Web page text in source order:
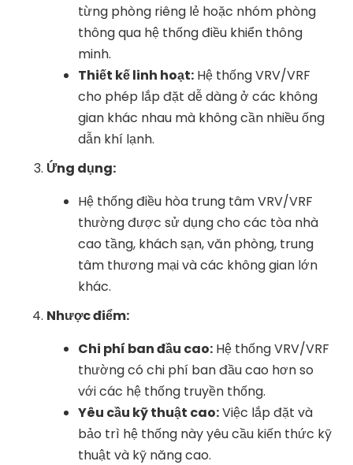
từng phòng riêng lẻ hoặc nhóm phòng
thông qua hệ thống điều khiển thông
minh.
Thiết kế linh hoạt: Hệ thống VRV/VRF
cho phép lắp đặt dễ dàng ở các không
gian khác nhau mà không cần nhiều ống
dẫn khí lạnh.
Ứng dụng:
Hệ thống điều hòa trung tâm VRV/VRF
thường được sử dụng cho các tòa nhà
cao tầng, khách sạn, văn phòng, trung
tâm thương mại và các không gian lớn
khác.
Nhược điểm:
Chi phí ban đầu cao: Hệ thống VRV/VRF
thường có chi phí ban đầu cao hơn so
với các hệ thống truyền thống.
Yêu cầu kỹ thuật cao:Việc lắp đặt và
bảo trì hệ thống này yêu cầu kiến thức kỹ
thuật và kỹ năng cao.